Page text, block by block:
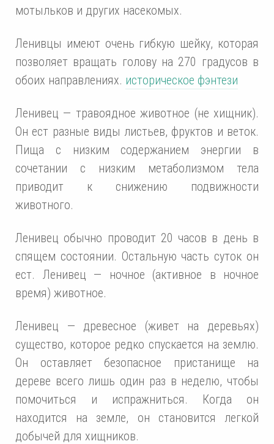
мотыльков и других насекомых.
Ленивцы имеют очень гибкую шейку, которая
позволяет вращать голову на 270 градусов в
обоих направлениях. историческое фэнтези
Ленивец — травоядное животное (не хищник).
Он ест разные виды листьев, фруктов и веток.
Пища с низким содержанием энергии в
сочетании с низким метаболизмом тела
приводит к снижению подвижности
животного.
Ленивец обычно проводит 20 часов в день в
спящем состоянии. Остальную часть суток он
ест. Ленивец — ночное (активное в ночное
время) животное.
Ленивец — древесное (живет на деревьях)
существо, которое редко спускается на землю.
Он оставляет безопасное пристанище на
дереве всего лишь один раз в неделю, чтобы
помочиться и испражниться. Когда он
находится на земле, он становится легкой
добычей для хищников.